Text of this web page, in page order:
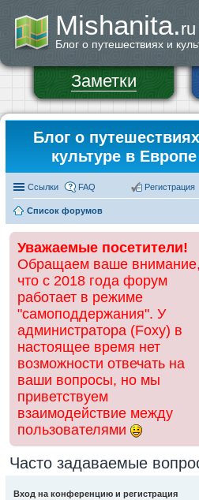
Mishanita.ru
Блог о путешествиях и
Заметки
Блог о
культуре в Европе
Ссылки FAQ Регистрация
Список форумов
Уважаемые посетители!
Обращаем ваше внимание,
что с 2018 года форум
работает в режиме
"самоподдержания". У
администратора (Foxy) в
настоящее время нет
возможности отвечать на
ваши вопросы, но мы
приветствуем
взаимодействие между
пользователями
Часто задаваемые
Вход на конференцию и регистрация